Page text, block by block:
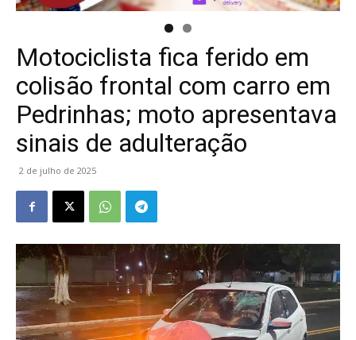
Motociclista fica ferido em
colisão frontal com carro em
Pedrinhas; moto apresentava
sinais de adulteração
2 de julho de 2025